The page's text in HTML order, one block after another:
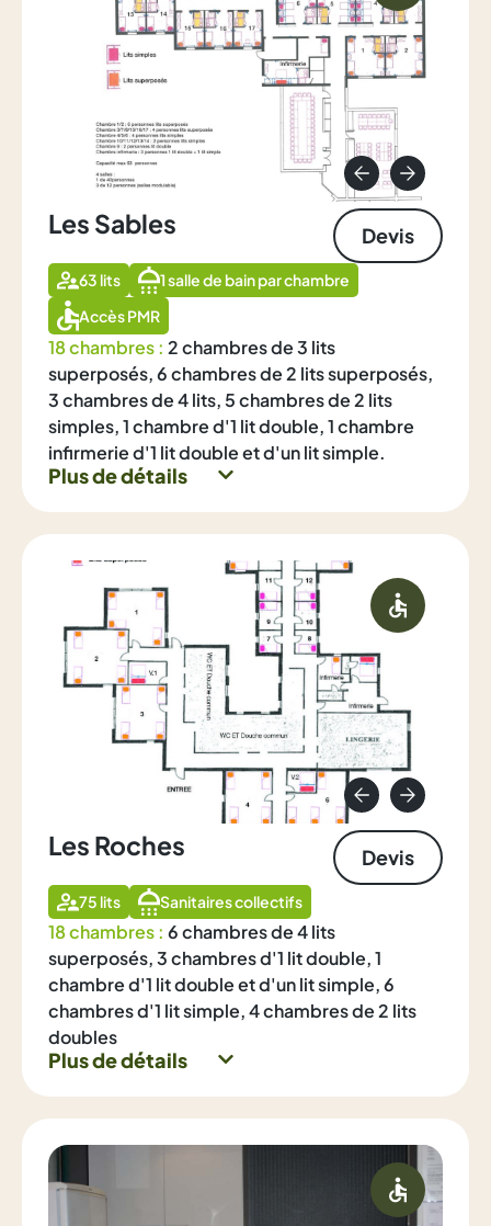
Les Sables Devis
63 lits
1 salle de bain par chambre
Accès PMR
18 chambres : 2 chambres de 3 lits
superposés, 6 chambres de 2 lits superposés,
3 chambres de 4 lits, 5 chambres de 2 lits
simples, 1 chambre d'1 lit double, 1 chambre
infirmerie d'1 lit double et d'un lit simple.
Plus de détails
Les Roches Devis
75 lits Sanitaires collectifs
18 chambres : 6 chambres de 4 lits
superposés, 3 chambres d'1 lit double, 1
chambre d'1 lit double et d'un lit simple, 6
chambres d'1 lit simple, 4 chambres de 2 lits
doubles
Plus de détails